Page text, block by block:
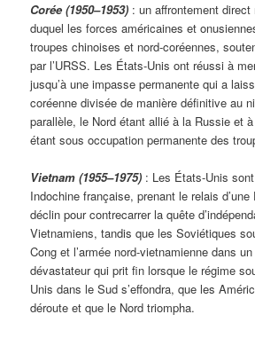
Corée (1950–1953) : un affrontement
duquel les forces américaines et
troupes chinoises et nord-coréennes,
par l’URSS. Les États-Unis ont réussi à
jusqu’à une impasse permanente qui a
coréenne divisée de manière définitive au
parallèle, le Nord étant allié à la Russie et
étant sous occupation permanente des
Vietnam (1955–1975) : Les États-Unis
Indochine française, prenant le relais
déclin pour contrecarrer la quête
Vietnamiens, tandis que les Soviétiques
Cong et l’armée nord-vietnamienne dans
dévastateur qui prit fin lorsque le régime
Unis dans le Sud s’effondra, que les
déroute et que le Nord triompha.